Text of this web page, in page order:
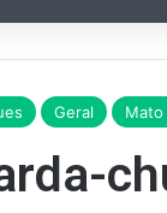
Geral Mato